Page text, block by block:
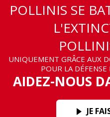
POLLINIS SE
UNIQUEMENT GRÂCE AUX
POUR LA
AIDEZ-NOUS
JE